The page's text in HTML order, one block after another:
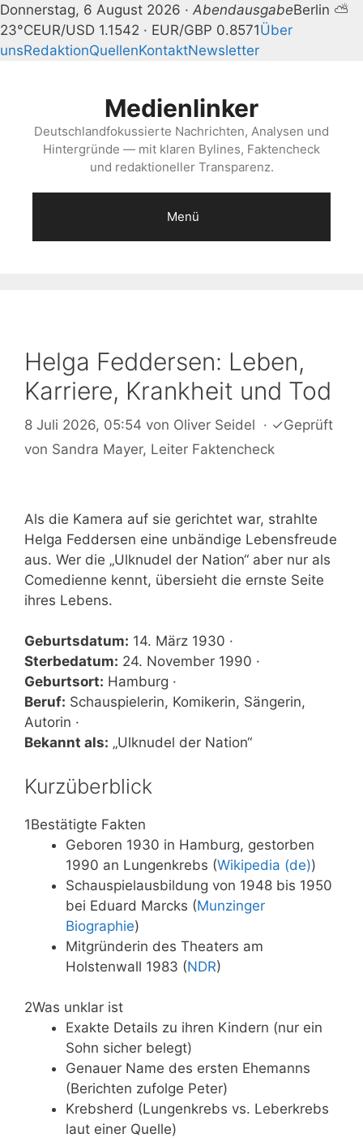
Donnerstag, 6 August 2026 · AbendausgabeBerlin ⛅
23°CEUR/USD 1.1542 · EUR/GBP 0.8571Über
unsRedaktionQuellenKontaktNewsletter
Medienlinker
Deutschlandfokussierte Nachrichten, Analysen und
Hintergründe — mit klaren Bylines, Faktencheck
und redaktioneller Transparenz.
Menü
Helga Feddersen: Leben,
Karriere, Krankheit und Tod
8 Juli 2026, 05:54 von Oliver Seidel · ✓Geprüft
von Sandra Mayer, Leiter Faktencheck
Als die Kamera auf sie gerichtet war, strahlte
Helga Feddersen eine unbändige Lebensfreude
aus. Wer die „Ulknudel der Nation“ aber nur als
Comedienne kennt, übersieht die ernste Seite
ihres Lebens.
Geburtsdatum: 14. März 1930 ·
Sterbedatum: 24. November 1990 ·
Geburtsort: Hamburg ·
Beruf: Schauspielerin, Komikerin, Sängerin,
Autorin ·
Bekannt als: „Ulknudel der Nation“
Kurzüberblick
1Bestätigte Fakten
Geboren 1930 in Hamburg, gestorben
1990 an Lungenkrebs (Wikipedia (de))
Schauspielausbildung von 1948 bis 1950
bei Eduard Marcks (Munzinger
Biographie)
Mitgründerin des Theaters am
Holstenwall 1983 (NDR)
2Was unklar ist
Exakte Details zu ihren Kindern (nur ein
Sohn sicher belegt)
Genauer Name des ersten Ehemanns
(Berichten zufolge Peter)
Krebsherd (Lungenkrebs vs. Leberkrebs
laut einer Quelle)